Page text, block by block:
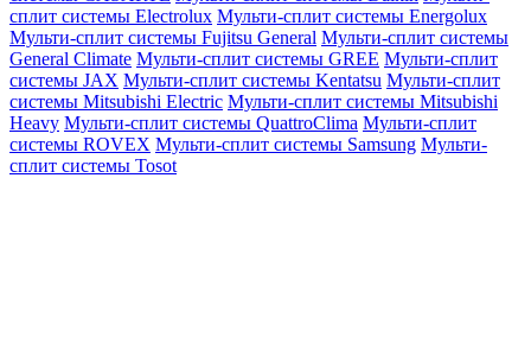
сплит системы Electrolux Мульти-сплит системы Energolux
Мульти-сплит системы Fujitsu General Мульти-сплит системы
General Climate Мульти-сплит системы GREE Мульти-сплит
системы JAX Мульти-сплит системы Kentatsu Мульти-сплит
системы Mitsubishi Electric Мульти-сплит системы Mitsubishi
Heavy Мульти-сплит системы QuattroClima Мульти-сплит
системы ROVEX Мульти-сплит системы Samsung Мульти-
сплит системы Tosot